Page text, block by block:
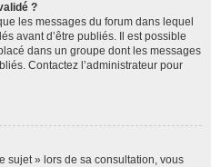
?
les messages du forum dans lequel
avant d’être publiés. Il est possible
dans un groupe dont les messages
Contactez l’administrateur pour
sujet » lors de sa consultation, vous